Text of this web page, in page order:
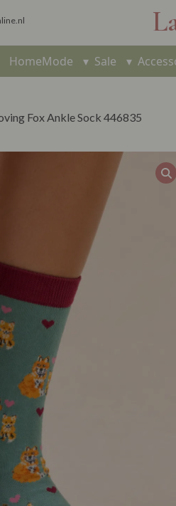
HomeMode ▾ Sale ▾
Fox Ankle Sock 446835